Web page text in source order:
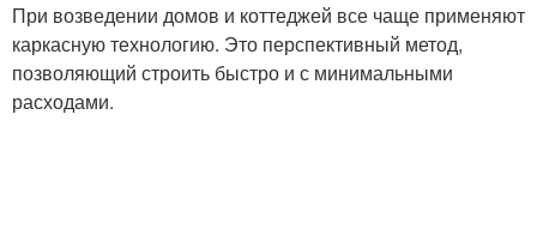
При возведении домов и коттеджей все чаще применяют
каркасную технологию. Это перспективный метод,
позволяющий строить быстро и с минимальными
расходами.